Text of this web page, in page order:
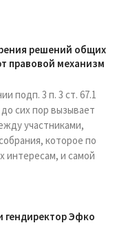
решений общих
правовой механизм
подп. 3 п. 3 ст. 67.1
сих пор вызывает
участниками,
которое по
интересам, и самой
гендиректор Эфко